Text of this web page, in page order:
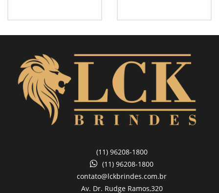
(11) 96208-1800
(11) 96208-1800
contato@lckbrindes.com.br
Av. Dr. Rudge Ramos,320